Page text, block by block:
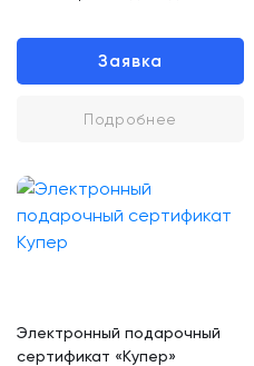
Заявка
Подробнее
Электронный подарочный
сертификат «Купер»